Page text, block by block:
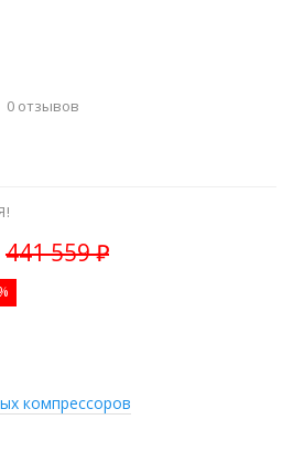
0 отзывов
441 559 ₽
компрессоров